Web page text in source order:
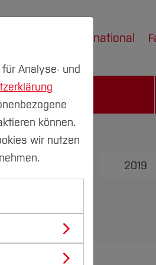
International
2019
Analyse- und
können.
wir nutzen